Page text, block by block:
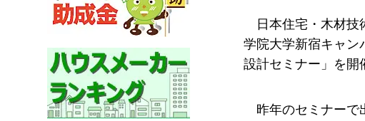
日本住宅・木材
学院大学新宿キャン
設計セミナー」を開
昨年のセミナーで